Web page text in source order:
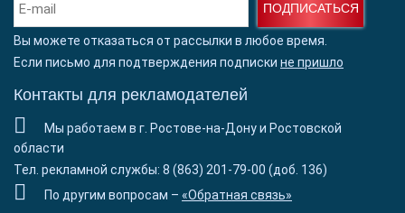
ПОДПИСАТЬСЯ
Вы можете отказаться от рассылки в любое время.
Если письмо для подтверждения подписки не пришло
Контакты для рекламодателей
Мы работаем в г. Ростове-на-Дону и Ростовской
области
Тел. рекламной службы: 8 (863) 201-79-00 (доб. 136)
По другим вопросам – «Обратная связь»